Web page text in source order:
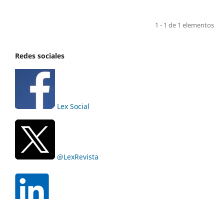
1 - 1 de 1 elementos
Redes sociales
Lex Social
@LexRevista